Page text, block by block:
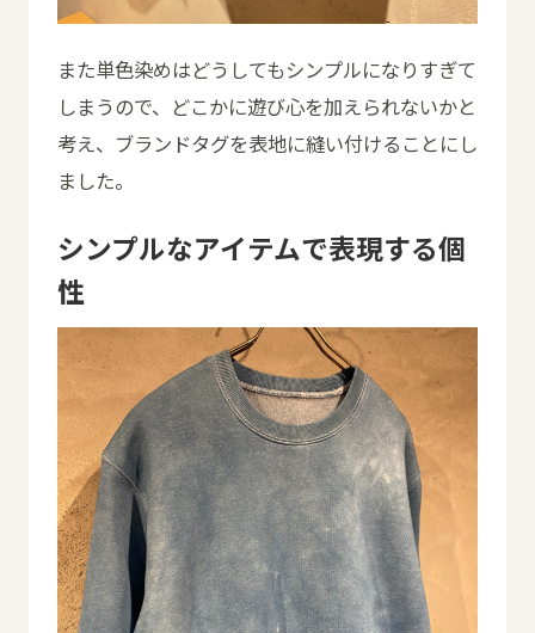
また単色染めはどうしてもシンプルになりすぎて
しまうので、どこかに遊び心を加えられないかと
考え、ブランドタグを表地に縫い付けることにし
ました。
シンプルなアイテムで表現する個
性